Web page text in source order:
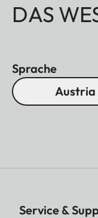
DAS
Sprache
Austria
Service &